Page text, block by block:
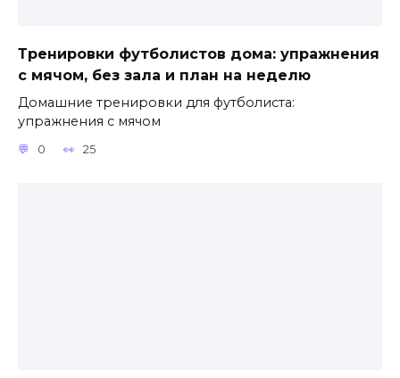
Тренировки футболистов дома: упражнения
с мячом, без зала и план на неделю
Домашние тренировки для футболиста:
упражнения с мячом
0 25